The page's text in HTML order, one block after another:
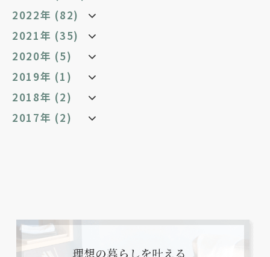
2022年 (82)
2021年 (35)
2020年 (5)
2019年 (1)
2018年 (2)
2017年 (2)